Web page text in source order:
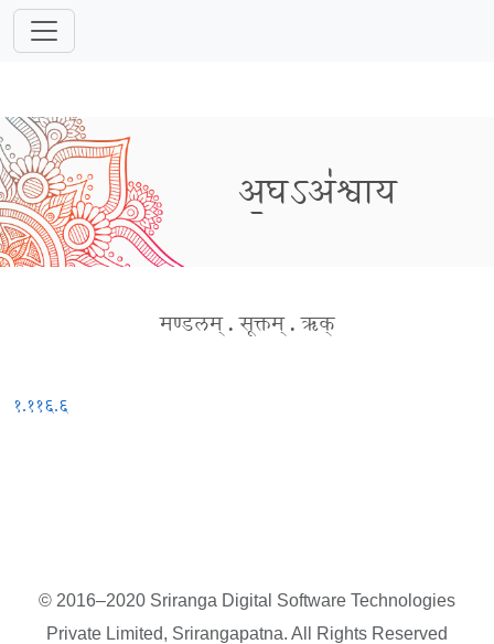
अ॒घऽअ॑श्वाय
मण्डलम् . सूक्तम् . ऋक्
१.११६.६
© 2016–2020 Sriranga Digital Software Technologies
Private Limited, Srirangapatna. All Rights Reserved